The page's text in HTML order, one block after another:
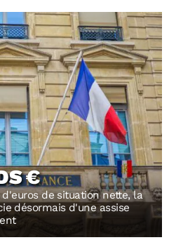
€
de situation nette, la
désormais d'une assise